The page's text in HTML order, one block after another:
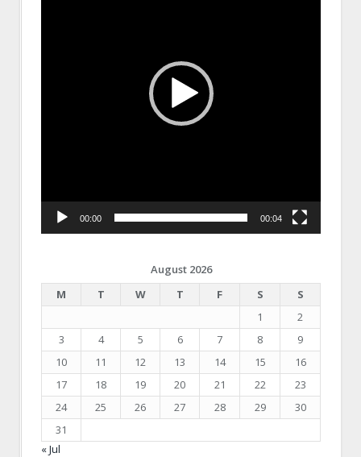
00:00 00:04
August 2026
M
T W T F S
S
1
2
3
4 5 6 7 8
9
10
11 12 13 14 15
16
17
18 19 20 21 22
23
24
25 26 27 28 29
30
31
« Jul